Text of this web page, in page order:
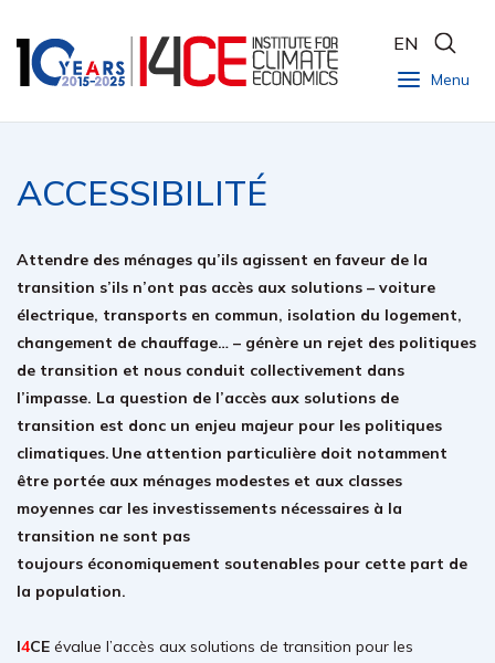
Menu
EN
ACCESSIBILITÉ
Attendre des ménages qu’ils agissent en faveur de la
transition s’ils n’ont pas accès aux solutions – voiture
électrique, transports en commun, isolation du logement,
changement de chauffage… – génère un rejet des politiques
de transition et nous conduit collectivement dans
l’impasse. La question de l’accès aux solutions de
transition est donc un enjeu majeur pour les politiques
climatiques. Une attention particulière doit notamment
être portée aux ménages modestes et aux classes
moyennes car les investissements nécessaires à la
transition ne sont pas
toujours économiquement soutenables pour cette part de
la population.
I4CE évalue l’accès aux solutions de transition pour les